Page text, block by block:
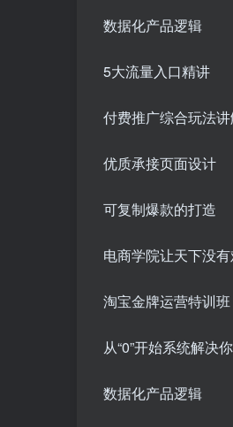
数据化产品逻辑
5大流量入口精讲
付费推广综合玩法
优质承接页面设计
可复制爆款的打造
电商学院让天下没
淘宝金牌运营特训班
从“0”开始系统解决
数据化产品逻辑